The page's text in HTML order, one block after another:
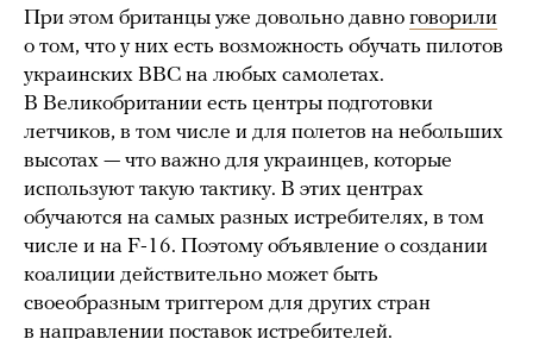
При этом британцы уже довольно давно говорили
о том, что у них есть возможность обучать пилотов
украинских ВВС на любых самолетах.
В Великобритании есть центры подготовки
летчиков, в том числе и для полетов на небольших
высотах — что важно для украинцев, которые
используют такую тактику. В этих центрах
обучаются на самых разных истребителях, в том
числе и на F-16. Поэтому объявление о создании
коалиции действительно может быть
своеобразным триггером для других стран
в направлении поставок истребителей.